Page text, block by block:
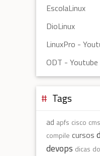
EscolaLinux
DioLinux
LinuxPro -
ODT - Youtube
Tags
ad apfs cisco cms
compile cursos
devops dicas